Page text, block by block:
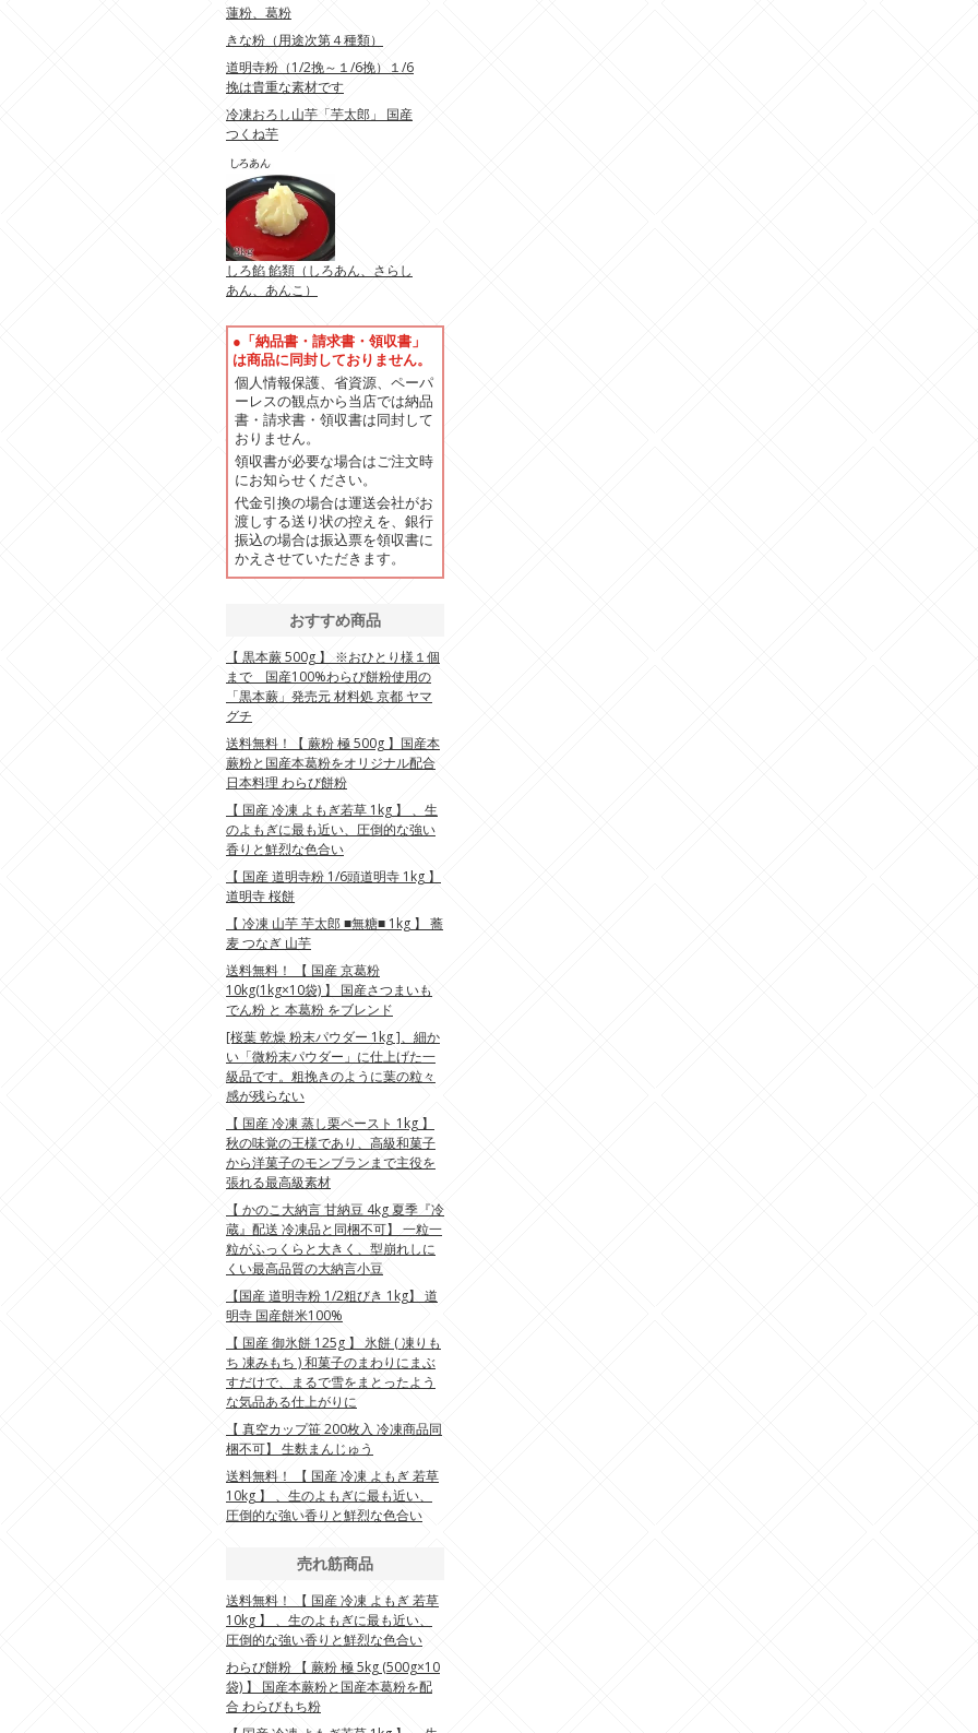
蓮粉、葛粉
きな粉（用途次第４種類）
道明寺粉（1/2挽～１/6挽）１/6
挽は貴重な素材です
冷凍おろし山芋「芋太郎」 国産
つくね芋
しろ餡 餡類（しろあん、さらし
あん、あんこ）
●「納品書・請求書・領収書」
は商品に同封しておりません。
個人情報保護、省資源、ペーパ
ーレスの観点から当店では納品
書・請求書・領収書は同封して
おりません。
領収書が必要な場合はご注文時
にお知らせください。
代金引換の場合は運送会社がお
渡しする送り状の控えを、銀行
振込の場合は振込票を領収書に
かえさせていただきます。
おすすめ商品
【 黒本蕨 500g 】 ※おひとり様１個
まで 国産100%わらび餅粉使用の
「黒本蕨」発売元 材料処 京都 ヤマ
グチ
送料無料！【 蕨粉 極 500g 】国産本
蕨粉と国産本葛粉をオリジナル配合
日本料理 わらび餅粉
【 国産 冷凍 よもぎ若草 1kg 】 、生
のよもぎに最も近い、圧倒的な強い
香りと鮮烈な色合い
【 国産 道明寺粉 1/6頭道明寺 1kg 】
道明寺 桜餅
【 冷凍 山芋 芋太郎 ■無糖■ 1kg 】 蕎
麦 つなぎ 山芋
送料無料！ 【 国産 京葛粉
10kg(1kg×10袋) 】 国産さつまいも
でん粉 と 本葛粉 をブレンド
[桜葉 乾燥 粉末パウダー 1kg ]、細か
い「微粉末パウダー」に仕上げた一
級品です。粗挽きのように葉の粒々
感が残らない
【 国産 冷凍 蒸し栗ペースト 1kg 】
秋の味覚の王様であり、高級和菓子
から洋菓子のモンブランまで主役を
張れる最高級素材
【 かのこ大納言 甘納豆 4kg 夏季『冷
蔵』配送 冷凍品と同梱不可】 一粒一
粒がふっくらと大きく、型崩れしに
くい最高品質の大納言小豆
【国産 道明寺粉 1/2粗びき 1kg】 道
明寺 国産餅米100%
【 国産 御氷餅 125g 】 氷餅 ( 凍りも
ち 凍みもち ) 和菓子のまわりにまぶ
すだけで、まるで雪をまとったよう
な気品ある仕上がりに
【 真空カップ笹 200枚入 冷凍商品同
梱不可】 生麩まんじゅう
送料無料！ 【 国産 冷凍 よもぎ 若草
10kg 】 、生のよもぎに最も近い、
圧倒的な強い香りと鮮烈な色合い
売れ筋商品
送料無料！ 【 国産 冷凍 よもぎ 若草
10kg 】 、生のよもぎに最も近い、
圧倒的な強い香りと鮮烈な色合い
わらび餅粉 【 蕨粉 極 5kg (500g×10
袋) 】 国産本蕨粉と国産本葛粉を配
合 わらびもち粉